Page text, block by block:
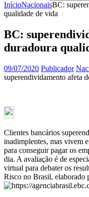
InícioNacionaisBC:
qualidade de vida
BC:
duradoura
09/07/2020 Publicador
superendividamento afeta
Clientes bancários
inadimplentes, mas vivem
para conseguir pagar os
dia. A avaliação é de
virtual para debater os
Risco no Brasil, elaborado